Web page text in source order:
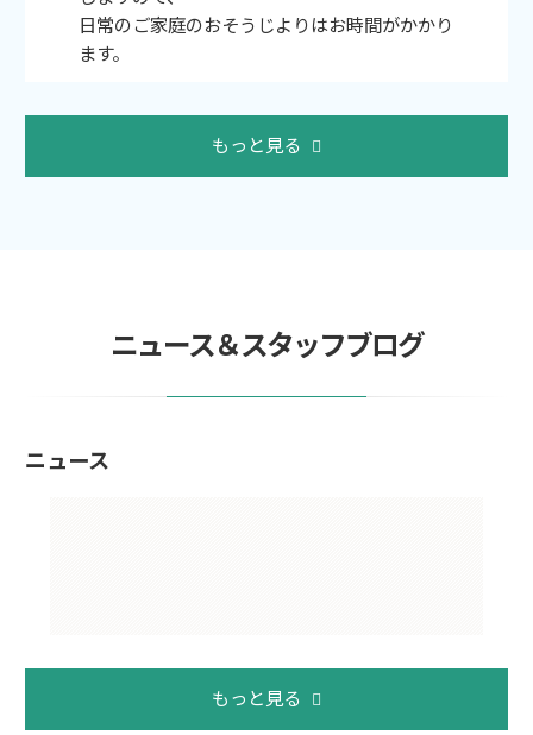
日常のご家庭のおそうじよりはお時間がかかり
ます。
もっと見る
ニュース＆スタッフブログ
ニュース
もっと見る